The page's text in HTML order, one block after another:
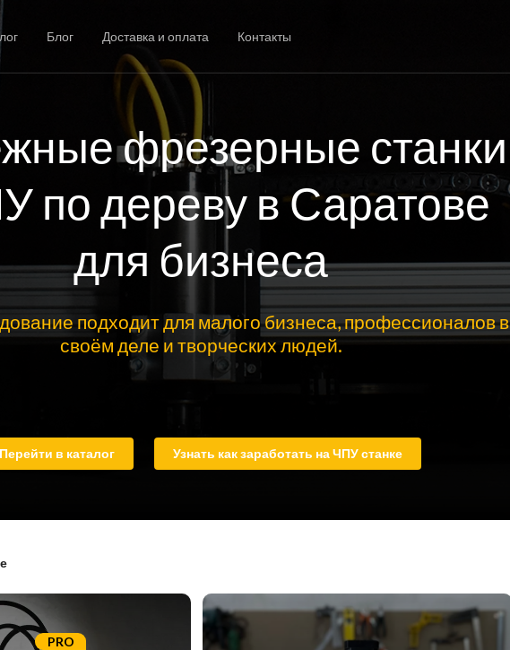
Блог Доставка и оплата Контакты
фрезерные станки
по дереву в Саратове
для бизнеса
подходит для малого бизнеса, профессионалов в
своём деле и творческих людей.
Перейти в каталог Узнать как заработать на ЧПУ станке
PRO